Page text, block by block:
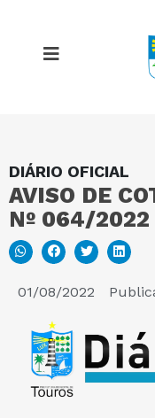
DIÁRIO OFICIAL
AVISO DE
Nº 064/2022
01/08/2022
MAPA DO SITE
PORTAL DA
E-SIC
PERGUNTAS